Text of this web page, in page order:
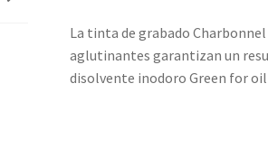
La tinta de grabado
aglutinantes garantizan un
disolvente inodoro Green for oil